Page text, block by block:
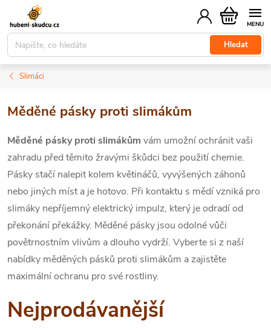
obsah
Hledat
Nákupní
košík
Slimáci
Měděné pásky proti slimákům
Měděné pásky proti slimákům vám umožní ochránit vaši
zahradu před těmito žravými škůdci bez použití chemie.
Pásky stačí nalepit kolem květináčů, vyvýšených záhonů
nebo jiných míst a je hotovo. Při kontaktu s mědí vzniká pro
slimáky nepříjemný elektrický impulz, který je odradí od
překonání překážky. Měděné pásky jsou odolné vůči
povětrnostním vlivům a dlouho vydrží. Vyberte si z naší
nabídky měděných pásků proti slimákům a zajistěte
maximální ochranu pro své rostliny.
Nejprodávanější